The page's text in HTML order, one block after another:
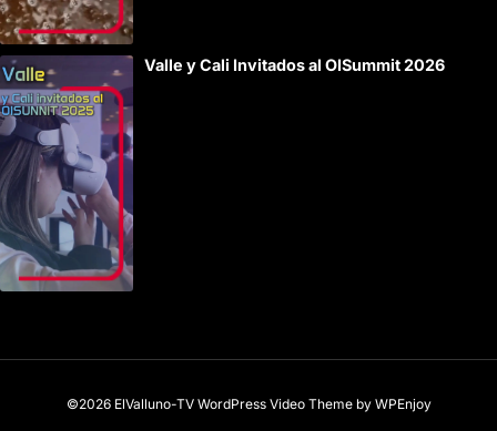
Valle y Cali Invitados al OISummit 2026
©2026 ElValluno-TV WordPress Video Themeby WPEnjoy